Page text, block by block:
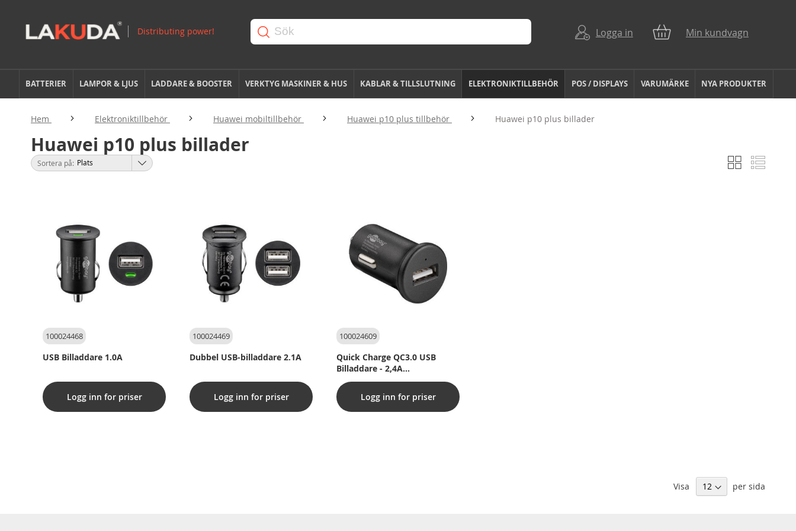
Logga in Min kundvagn
BATTERIER LAMPOR & LJUS LADDARE & BOOSTER VERKTYG MASKINER & HUS KABLAR & TILLSLUTNING ELEKTRONIKTILLBEHÖR POS / DISPLAYS VARUMÄRKE NYA PRODUKTER
Hem Elektroniktillbehör Huawei mobiltillbehör Huawei p10 plus tillbehör Huawei p10 plus billader
Huawei p10 plus billader
Visa
som
RutnätListvy
Sortera på
100024468
USB Billaddare 1.0A
Logg inn for priser
100024469
Dubbel USB-billaddare 2.1A
Logg inn for priser
100024609
Quick Charge QC3.0 USB
Billaddare - 2,4A
snabbladdning
Logg inn for priser
Visa per sida